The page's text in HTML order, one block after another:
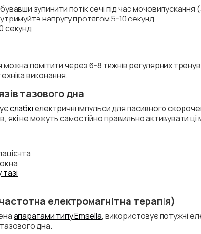
зупинити потік сечі під час
утримуйте напругу протягом 5-10 секунд
секунд
помітити через 6-8 тижнів регулярних
виконання.
тазового дна
слабкіелектричні імпульси для пасивного
які не можуть самостійно правильно активувати ці
електромагнітна терапія)
апаратами типу Emsella, використовує потужні
дна.